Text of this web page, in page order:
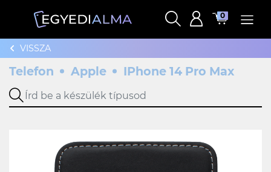
0
VISSZA
Telefon Apple IPhone 14 Pro Max